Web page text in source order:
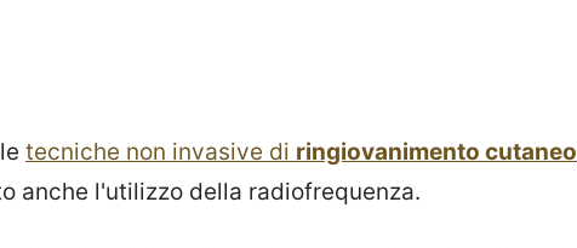
tecniche non invasive di ringiovanimento cutaneo
anche l'utilizzo della radiofrequenza.